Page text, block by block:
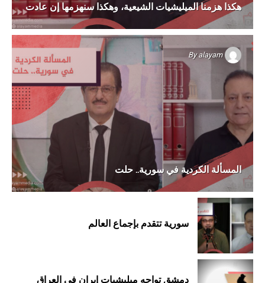
هكذا هزمنا الميليشيات الشيعية، وهكذا سنهزمها إن عادت
Byalayam
المسألة الكردية في سورية.. حلت
سورية تتقدم بإجماع العالم
دمشق تواجه ميليشيات إيران في العراق